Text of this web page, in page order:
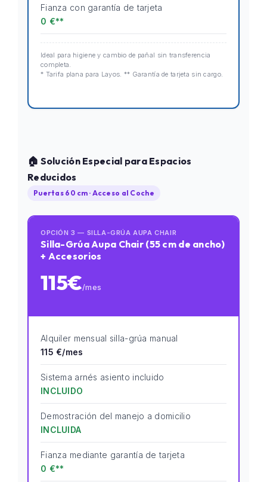
Fianza con garantía de tarjeta
0 €**
Ideal para higiene y cambio de pañal sin transferencia
completa.
* Tarifa plana para Layos. ** Garantía de tarjeta sin cargo.
🏠 Solución Especial para Espacios
Reducidos
Puertas 60 cm · Acceso al Coche
OPCIÓN 3 — SILLA-GRÚA AUPA CHAIR
Silla-Grúa Aupa Chair (55 cm de ancho)
+ Accesorios
115€/mes
Alquiler mensual silla-grúa manual
115 €/mes
Sistema arnés asiento incluido
INCLUIDO
Demostración del manejo a domicilio
INCLUIDA
Fianza mediante garantía de tarjeta
0 €**